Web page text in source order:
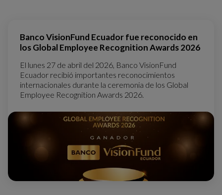
Banco VisionFund Ecuador fue reconocido en
los Global Employee Recognition Awards 2026
El lunes 27 de abril del 2026, Banco VisionFund
Ecuador recibió importantes reconocimientos
internacionales durante la ceremonia de los Global
Employee Recognition Awards 2026.